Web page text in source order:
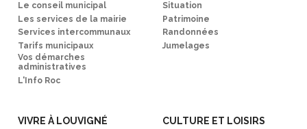
Le conseil municipal
Les services de la mairie
Services intercommunaux
Tarifs municipaux
Vos démarches
administratives
L'Info Roc
Situation
Patrimoine
Randonnées
Jumelages
VIVRE À LOUVIGNÉ CULTURE ET LOISIRS